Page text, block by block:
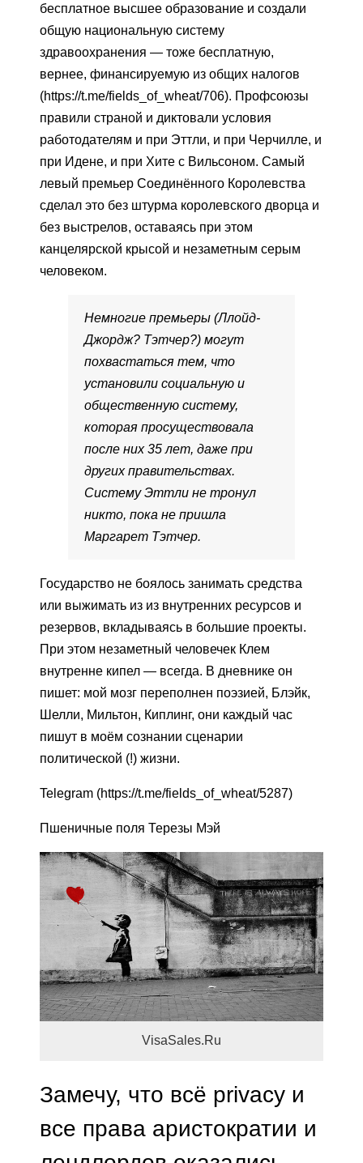
бесплатное высшее образование и создали
общую национальную систему
здравоохранения — тоже бесплатную,
вернее, финансируемую из общих налогов
(https://t.me/fields_of_wheat/706). Профсоюзы
правили страной и диктовали условия
работодателям и при Эттли, и при Черчилле, и
при Идене, и при Хите с Вильсоном. Самый
левый премьер Соединённого Королевства
сделал это без штурма королевского дворца и
без выстрелов, оставаясь при этом
канцелярской крысой и незаметным серым
человеком.
Немногие премьеры (Ллойд-
Джордж? Тэтчер?) могут
похвастаться тем, что
установили социальную и
общественную систему,
которая просуществовала
после них 35 лет, даже при
других правительствах.
Систему Эттли не тронул
никто, пока не пришла
Маргарет Тэтчер.
Государство не боялось занимать средства
или выжимать из из внутренних ресурсов и
резервов, вкладываясь в большие проекты.
При этом незаметный человечек Клем
внутренне кипел — всегда. В дневнике он
пишет: мой мозг переполнен поэзией, Блэйк,
Шелли, Мильтон, Киплинг, они каждый час
пишут в моём сознании сценарии
политической (!) жизни.
Telegram (https://t.me/fields_of_wheat/5287)
Пшеничные поля Терезы Мэй
VisaSales.Ru
Замечу, что всё privacy и
все права аристократии и